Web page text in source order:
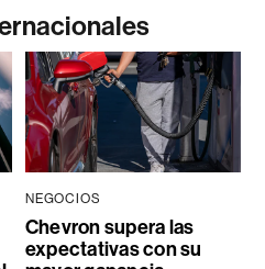
NEGOCIOS
Chevron supera las
expectativas con su